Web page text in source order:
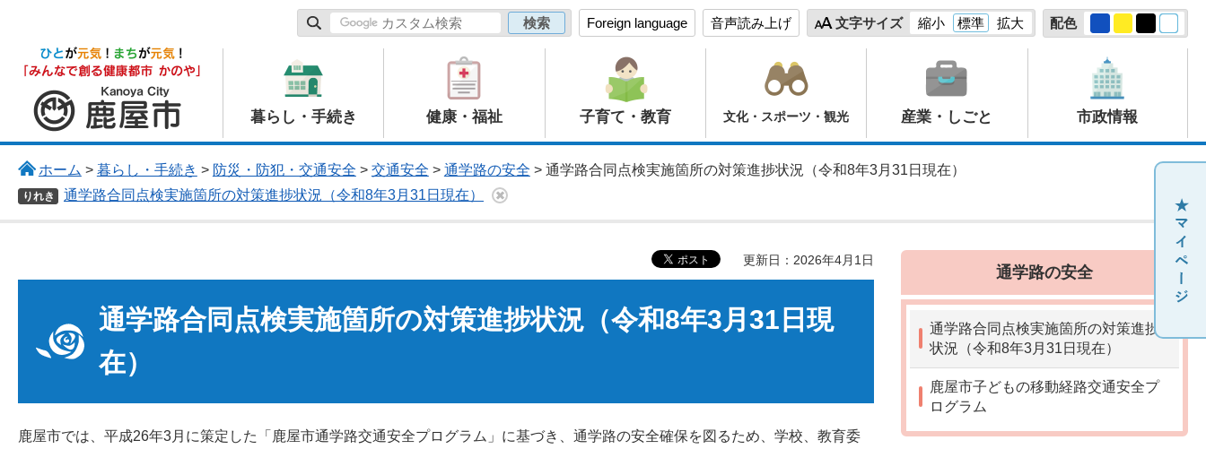
Foreign language 音声読み上げ 文字サイズ 縮小 標準 拡大 配色
鹿屋市
暮らし・手続き 健康・福祉 子育て・教育 文化・スポーツ・観光 産業・しごと 市政情報
ホーム > 暮らし・手続き > 防災・防犯・交通安全 > 交通安全 > 通学路の安全 > 通学路合同点検実施箇所の対策進捗状況（令和8年3月31日現在）
りれき 通学路合同点検実施箇所の対策進捗状況（令和8年3月31日現在）
更新日：2026年4月1日
通学路合同点検実施箇所の対策進捗状況（令和8年3月31日現
在）
鹿屋市では、平成26年3月に策定した「鹿屋市通学路交通安全プログラム」に基づき、通学路の安全確保を図るため、学校、教育委
通学路の安全
通学路合同点検実施箇所の対策進捗
状況（令和8年3月31日現在）
鹿屋市子どもの移動経路交通安全プ
ログラム